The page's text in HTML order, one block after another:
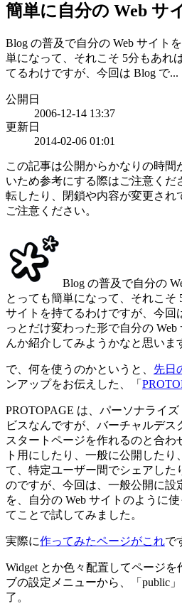
簡単に自分の Web サ
Blog の普及で自分の Web サイト
単になって、それこそ 5分もあれ
てるわけですが、今回は Blog で...
公開日
2006-12-14 13:37
更新日
2014-02-06 01:01
この記事は公開からかなりの時
いため参考にする際はご注意くだ
転したり、閉鎖や内容が変更され
ご注意ください。
Blog の普及で自分の
とっても簡単になって、それこそ
サイトを持てるわけですが、今回
っとだけ変わった形で自分の
んか紹介してみようかなと思いま
で、何を使うのかというと、 先日
ンアップをお伝えした、「
PROTOPAGE は、パーソナライ
ビスなんですが、バーチャルデ
スタートページを作れるのと合わ
ト用にしたり、一般に公開した
て、特定ユーザー間でシェアした
のですが、今回は、一般公開に設
を、自分の Web サイトのように
てことで試してみました。
実際に作ってみたページがこれで
Widget とか色々配置してページ
ブの設定メニューから、「public
了。